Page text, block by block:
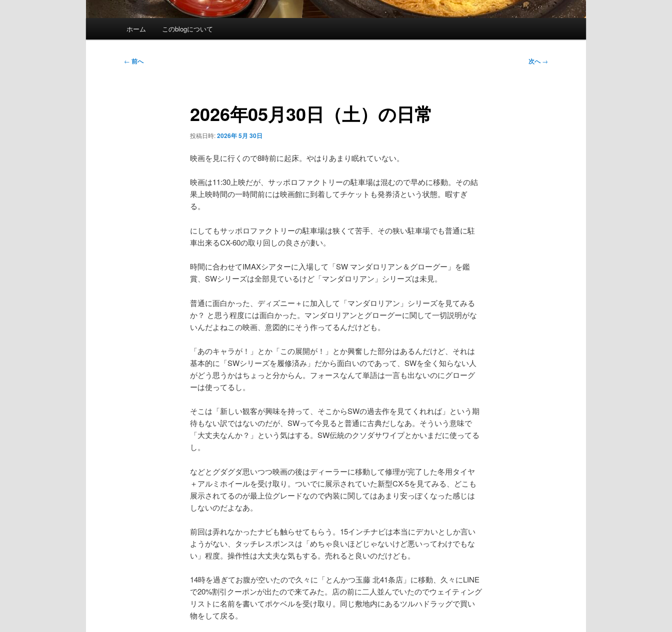
ホーム このblogについて
投
← 前へ 次へ→
2026年05月30日（土）の日常
投稿日時:2026年 5月 30日
映画を見に行くので8時前に起床。やはりあまり眠れていない。
映画は11:30上映だが、サッポロファクトリーの駐車場は混むので早めに移動。その結
果上映時間の一時間前には映画館に到着してチケットも発券済という状態。暇すぎ
る。
にしてもサッポロファクトリーの駐車場は狭くて苦手、その狭い駐車場でも普通に駐
車出来るCX-60の取り回しの良さが凄い。
時間に合わせてIMAXシアターに入場して「SW マンダロリアン＆グローグー」を鑑
賞、SWシリーズは全部見ているけど「マンダロリアン」シリーズは未見。
普通に面白かった、ディズニー＋に加入して「マンダロリアン」シリーズを見てみる
か？ と思う程度には面白かった。マンダロリアンとグローグーに関して一切説明がな
いんだよねこの映画、意図的にそう作ってるんだけども。
「あのキャラが！」とか「この展開が！」とか興奮した部分はあるんだけど、それは
基本的に「SWシリーズを履修済み」だから面白いのであって、SWを全く知らない人
がどう思うかはちょっと分からん。フォースなんて単語は一言も出ないのにグローグ
ーは使ってるし。
そこは「新しい観客が興味を持って、そこからSWの過去作を見てくれれば」という期
待もない訳ではないのだが、SWって今見ると普通に古典だしなあ。そういう意味で
「大丈夫なんか？」という気はする。SW伝統のクソダサワイプとかいまだに使ってる
し。
などとグダグダ思いつつ映画の後はディーラーに移動して修理が完了した冬用タイヤ
＋アルミホイールを受け取り。ついでに展示されていた新型CX-5を見てみる、どこも
展示されてるのが最上位グレードなので内装に関してはあまり安っぽくなった感じは
しないのだよなあ。
前回は弄れなかったナビも触らせてもらう。15インチナビは本当にデカいとしか言い
ようがない、タッチレスポンスは「めちゃ良いほどじゃないけど悪いってわけでもな
い」程度。操作性は大丈夫な気もする。売れると良いのだけども。
14時を過ぎてお腹が空いたので久々に「とんかつ玉藤 北41条店」に移動、久々にLINE
で20%割引クーポンが出たので来てみた。店の前に二人並んでいたのでウェイティング
リストに名前を書いてポケベルを受け取り。同じ敷地内にあるツルハドラッグで買い
物をして戻る。